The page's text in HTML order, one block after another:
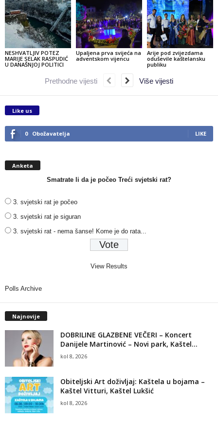
NESHVATLJIV POTEZ
MARIJE SELAK RASPUDIĆ
U DANAŠNJOJ POLITICI
Upaljena prva svijeća na
adventskom vijencu
Arije pod zvijezdama
oduševile kaštelansku
publiku
Prethodne vijesti Više vijesti
Like us
0 Obožavatelja LIKE
Anketa
Smatrate li da je počeo Treći svjetski rat?
3. svjetski rat je počeo
3. svjetski rat je siguran
3. svjetski rat - nema šanse! Kome je do rata...
View Results
Polls Archive
Najnovije
DOBRILINE GLAZBENE VEČERI – Koncert
Danijele Martinović – Novi park, Kaštel...
kol 8, 2026
Obiteljski Art doživljaj: Kaštela u bojama –
Kaštel Vitturi, Kaštel Lukšić
kol 8, 2026